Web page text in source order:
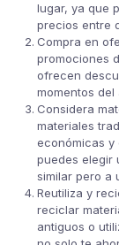
lugar, ya que
precios entre
Compra en
promociones
ofrecen
momentos del
Considera
materiales
económicas y
puedes elegir
similar pero a
Reutiliza y
reciclar
antiguos o